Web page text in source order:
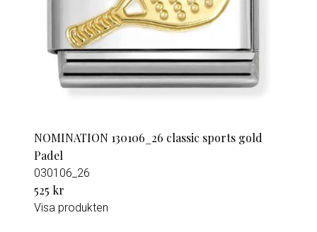
NOMINATION 130106_26 classic sports gold
Padel
030106_26
525 kr
Visa produkten